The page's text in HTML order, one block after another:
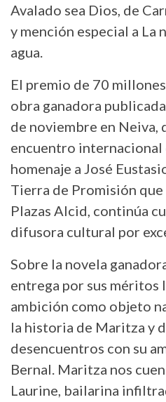
Avalado sea Dios, de
y mención especial a La
agua.
El premio de 70
obra ganadora
de noviembre en Neiva,
encuentro internacional
homenaje a José
Tierra de Promisión
Plazas Alcid, continúa
difusora cultural por
Sobre la novela
entrega por sus méritos
ambición como objeto
la historia de Maritza y
desencuentros con su
Bernal. Maritza nos
Laurine, bailarina